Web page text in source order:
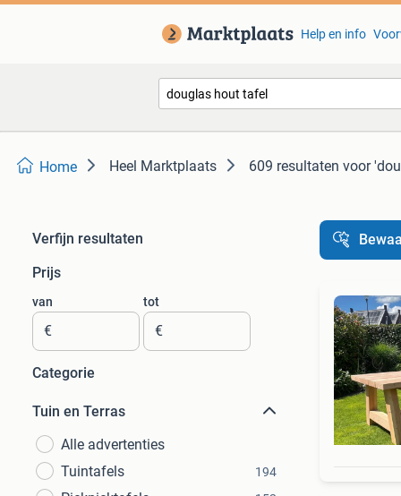
Help en info
Home Heel Marktplaats 609 resultaten voor
Verfijn resultaten
Prijs
van
€
tot
€
Categorie
Tuin en Terras
Alle advertenties
Tuintafels
194